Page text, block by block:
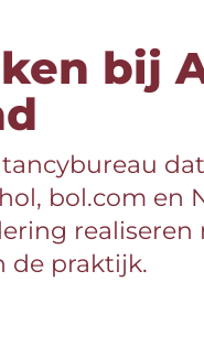
bij
bol.com en
de praktijk.